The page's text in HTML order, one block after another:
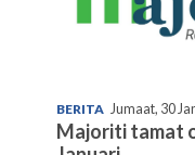
BERITA Jumaat, 30
Majoriti tamat